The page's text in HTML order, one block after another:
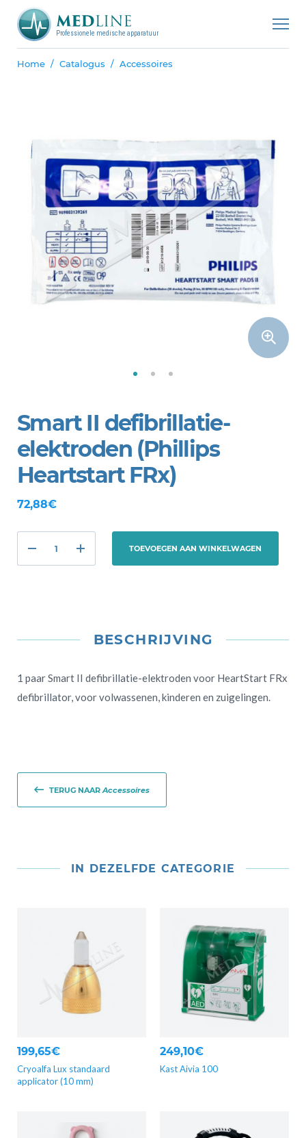
Professionele medische apparatuur
Home Catalogus Accessoires
Smart II defibrillatie-
elektroden (Phillips
Heartstart FRx)
72,88€
TOEVOEGEN AAN WINKELWAGEN
BESCHRIJVING
1 paar Smart II defibrillatie-elektroden voor HeartStart FRx
defibrillator, voor volwassenen, kinderen en zuigelingen.
TERUG NAARAccessoires
IN DEZELFDE CATEGORIE
199,65€
Cryoalfa Lux standaard
applicator (10 mm)
249,10€
Kast Aivia 100